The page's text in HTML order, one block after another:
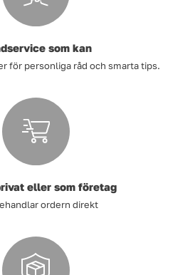
Kampanjer
som kan
för personliga råd och smarta tips.
eller som företag
ordern direkt